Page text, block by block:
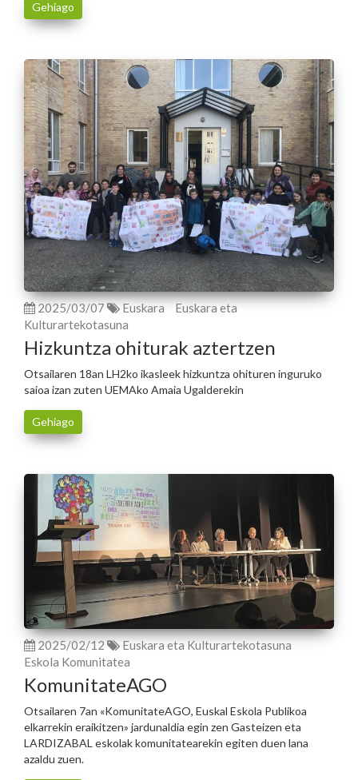
Gehiago
2025/03/07 Euskara
Euskara eta
Kulturartekotasuna
Hizkuntza ohiturak aztertzen
Otsailaren 18an LH2ko ikasleek hizkuntza ohituren inguruko
saioa izan zuten UEMAko Amaia Ugalderekin
Gehiago
2025/02/12
Euskara eta Kulturartekotasuna
Eskola Komunitatea
KomunitateAGO
Otsailaren 7an «KomunitateAGO, Euskal Eskola Publikoa
elkarrekin eraikitzen» jardunaldia egin zen Gasteizen eta
LARDIZABAL eskolak komunitatearekin egiten duen lana
azaldu zuen.